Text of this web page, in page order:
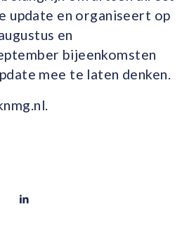
update en organiseert op
en
bijeenkomsten
mee te laten denken.